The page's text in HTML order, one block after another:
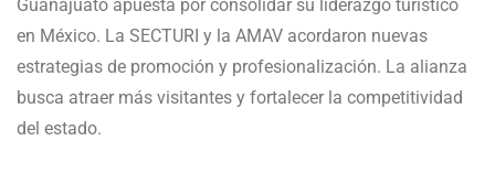
Guanajuato apuesta por consolidar su liderazgo turístico
en México. La SECTURI y la AMAV acordaron nuevas
estrategias de promoción y profesionalización. La alianza
busca atraer más visitantes y fortalecer la competitividad
del estado.